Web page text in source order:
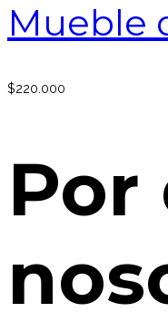
Mueble
$220.000
Por